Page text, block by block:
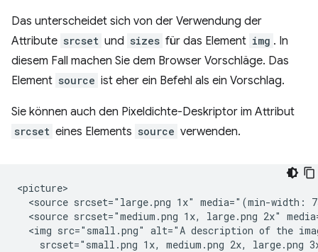
Das unterscheidet sich von der Verwendung der
Attribute srcset und sizes für das Element img . In
diesem Fall machen Sie dem Browser Vorschläge. Das
Element source ist eher ein Befehl als ein Vorschlag.
Sie können auch den Pixeldichte-Deskriptor im Attribut
srcset eines Elements source verwenden.
<picture>
<source srcset="large.png 1x" media="(min-width:
<source srcset="medium.png 1x, large.png 2x"
<img src="small.png" alt="A description of the
srcset="small.png 1x, medium.png 2x, large.png